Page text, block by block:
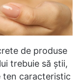
de produse
trebuie să știi,
ten caracteristic